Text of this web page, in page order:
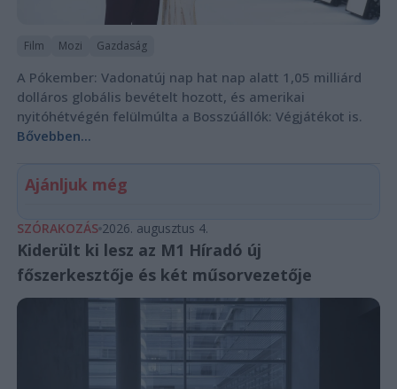
Film Mozi Gazdaság
A Pókember: Vadonatúj nap hat nap alatt 1,05 milliárd
dolláros globális bevételt hozott, és amerikai
nyitóhétvégén felülmúlta a Bosszúállók: Végjátékot is.
Bővebben...
Ajánljuk még
SZÓRAKOZÁS 2026. augusztus 4.
Kiderült ki lesz az M1 Híradó új
főszerkesztője és két műsorvezetője